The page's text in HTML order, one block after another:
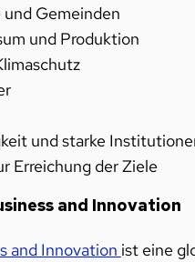
und Gemeinden
und Produktion
und starke
Erreichung der Ziele
and Innovation
and Innovation ist eine